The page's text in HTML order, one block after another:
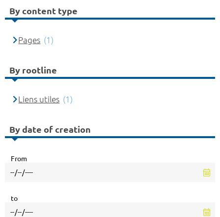
By content type
Pages (1)
By rootline
Liens utiles (1)
By date of creation
From
to